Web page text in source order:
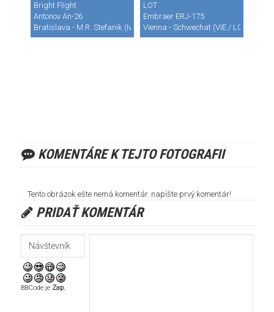
Bright Flight
Antonov An-26
Bratislava - M.R. Stefanik (Ivanka) (BTS / LZIB)
LOT
Embraer ERJ-175
Vienna - Schwechat (VIE / LOWW)
KOMENTÁRE K TEJTO FOTOGRAFII
Tento obrázok ešte nemá komentár. napíšte prvý komentár!
PRIDAŤ KOMENTÁR
BBCode je Zap.